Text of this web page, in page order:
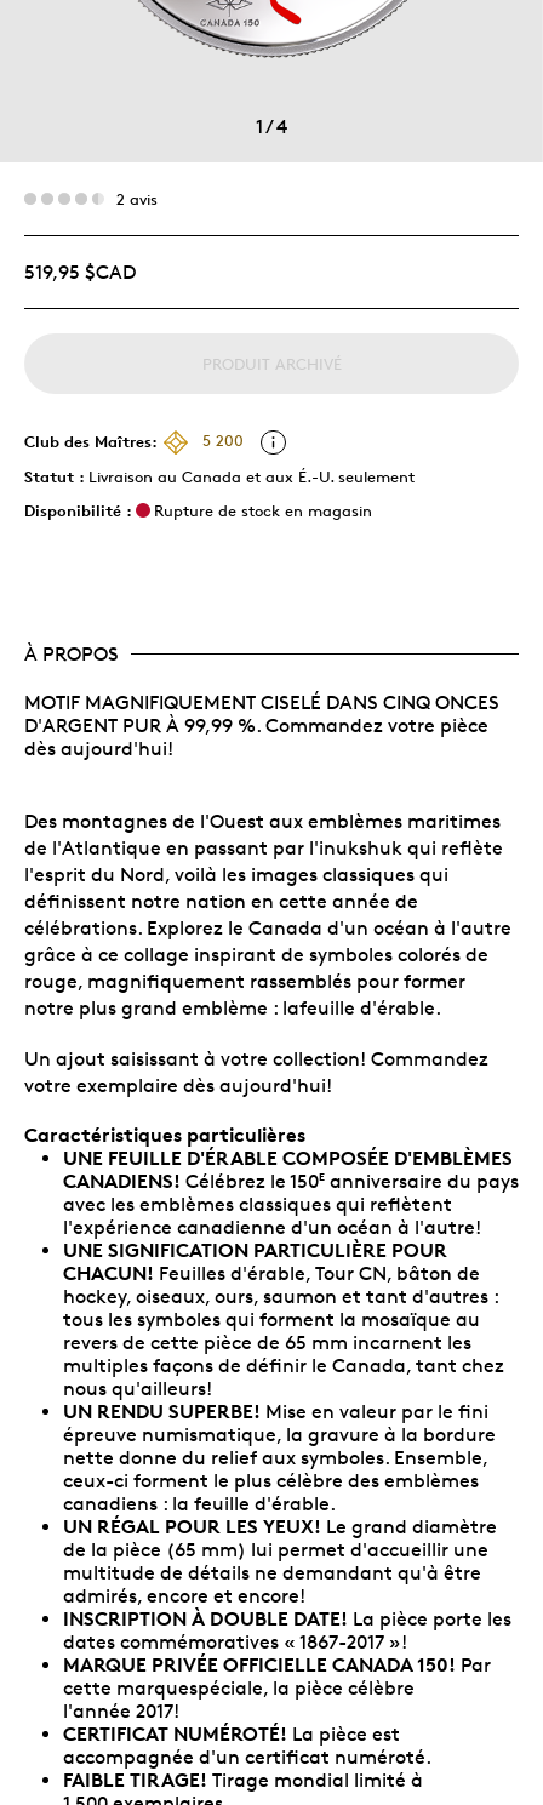
1/4
2 avis
519,95 $CAD
PRODUIT ARCHIVÉ
Club des Maîtres:
5 200
Statut : Livraison au Canada et aux É.-U. seulement
Disponibilité :
Rupture de stock en magasin
À PROPOS
MOTIF MAGNIFIQUEMENT CISELÉ DANS CINQ ONCES
D'ARGENT PUR À 99,99 %. Commandez votre pièce
dès aujourd'hui!
Des montagnes de l'Ouest aux emblèmes maritimes
de l'Atlantique en passant par l'inukshuk qui reflète
l'esprit du Nord, voilà les images classiques qui
définissent notre nation en cette année de
célébrations. Explorez le Canada d'un océan à l'autre
grâce à ce collage inspirant de symboles colorés de
rouge, magnifiquement rassemblés pour former
notre plus grand emblème : lafeuille d'érable.
Un ajout saisissant à votre collection! Commandez
votre exemplaire dès aujourd'hui!
Caractéristiques particulières
UNE FEUILLE D'ÉRABLE COMPOSÉE D'EMBLÈMES
CANADIENS! Célébrez le 150E anniversaire du pays
avec les emblèmes classiques qui reflètent
l'expérience canadienne d'un océan à l'autre!
UNE SIGNIFICATION PARTICULIÈRE POUR
CHACUN! Feuilles d'érable, Tour CN, bâton de
hockey, oiseaux, ours, saumon et tant d'autres :
tous les symboles qui forment la mosaïque au
revers de cette pièce de 65 mm incarnent les
multiples façons de définir le Canada, tant chez
nous qu'ailleurs!
UN RENDU SUPERBE! Mise en valeur par le fini
épreuve numismatique, la gravure à la bordure
nette donne du relief aux symboles. Ensemble,
ceux-ci forment le plus célèbre des emblèmes
canadiens : la feuille d'érable.
UN RÉGAL POUR LES YEUX! Le grand diamètre
de la pièce (65 mm) lui permet d'accueillir une
multitude de détails ne demandant qu'à être
admirés, encore et encore!
INSCRIPTION À DOUBLE DATE! La pièce porte les
dates commémoratives « 1867-2017 »!
MARQUE PRIVÉE OFFICIELLE CANADA 150! Par
cette marquespéciale, la pièce célèbre
l'année 2017!
CERTIFICAT NUMÉROTÉ! La pièce est
accompagnée d'un certificat numéroté.
FAIBLE TIRAGE! Tirage mondial limité à